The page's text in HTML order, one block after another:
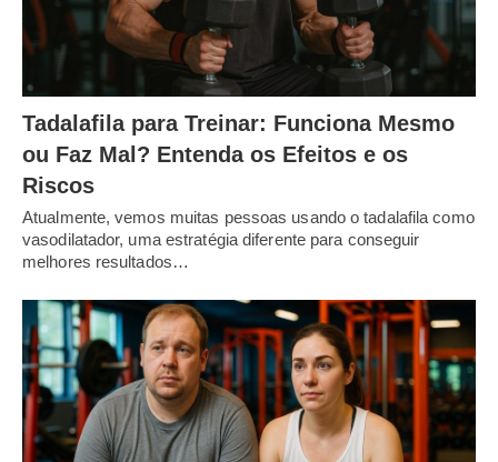
Tadalafila para Treinar: Funciona Mesmo
ou Faz Mal? Entenda os Efeitos e os
Riscos
Atualmente, vemos muitas pessoas usando o tadalafila como
vasodilatador, uma estratégia diferente para conseguir
melhores resultados…